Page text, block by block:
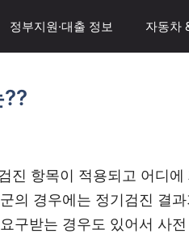
정부지원·대출 정보 자동차
진 항목이 적용되고 어디에
의 경우에는 정기검진 결
구받는 경우도 있어서 사